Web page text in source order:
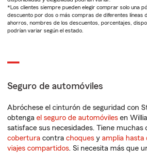
*Los clientes siempre pueden elegir comprar solo una
descuento por dos o más compras de diferentes líneas
ahorros, nombres de los descuentos, porcentajes,
podrían variar según el estado.
Seguro de automóviles
Abróchese el cinturón de seguridad con
obtenga el seguro de automóviles en
satisface sus necesidades. Tiene muchas
cobertura contra choques y amplia hasta
viajes compartidos. Si necesita más que